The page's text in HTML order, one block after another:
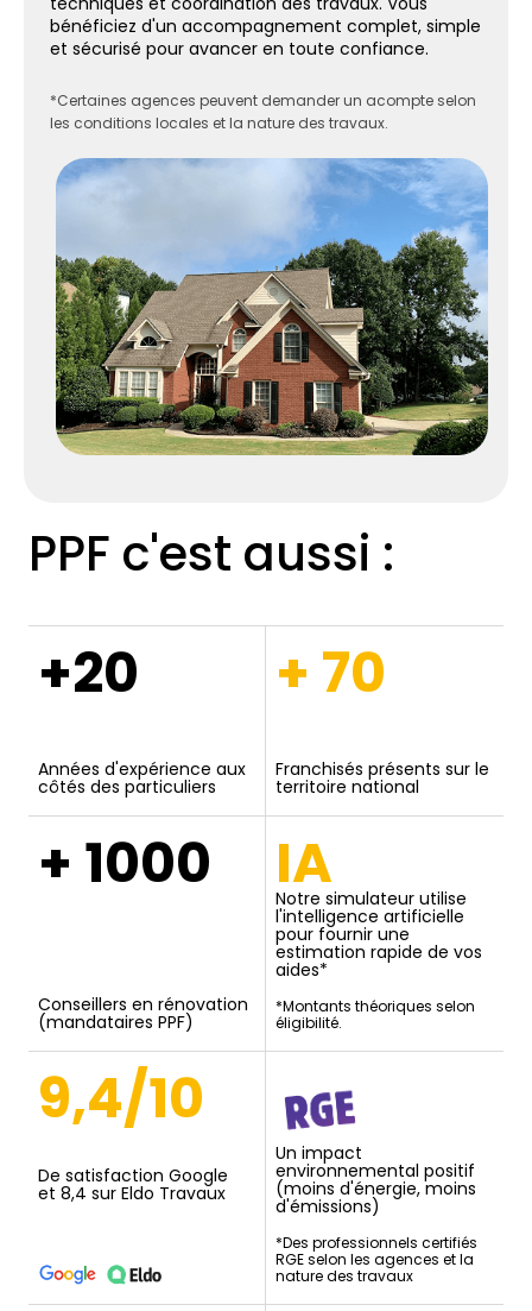
bénéficiez d'un accompagnement complet, simple
et sécurisé pour avancer en toute confiance.
*Certaines agences peuvent demander un acompte selon
les conditions locales et la nature des travaux.
PPF c'est aussi :
+20
Années d'expérience aux
côtés des particuliers
+ 70
Franchisés présents sur le
territoire national
+ 1000
Conseillers en rénovation
(mandataires PPF)
IA
Notre simulateur utilise
l'intelligence artificielle
pour fournir une
estimation rapide de vos
aides*
*Montants théoriques selon
éligibilité.
9,4/10
De satisfaction Google
et 8,4 sur Eldo Travaux
Un impact
environnemental positif
(moins d'énergie, moins
d'émissions)
*Des professionnels certifiés
RGE selon les agences et la
nature des travaux